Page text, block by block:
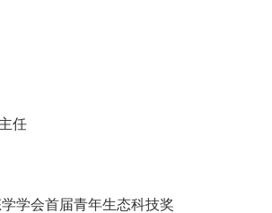
任
学会首届青年生态科技奖